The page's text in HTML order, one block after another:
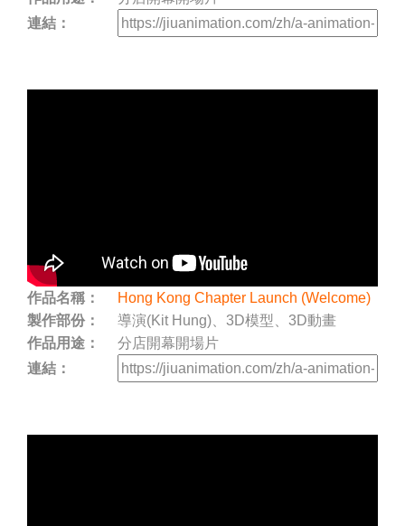
連結：
作品名稱：
Hong Kong Chapter Launch (Welcome)
製作部份：
導演(Kit Hung)、3D模型、3D動畫
作品用途：
分店開幕開場片
連結：